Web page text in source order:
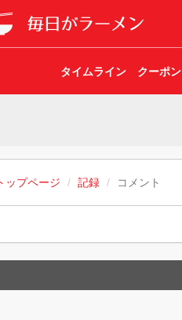
タイムライン クーポン
ップページ 記録 コメント